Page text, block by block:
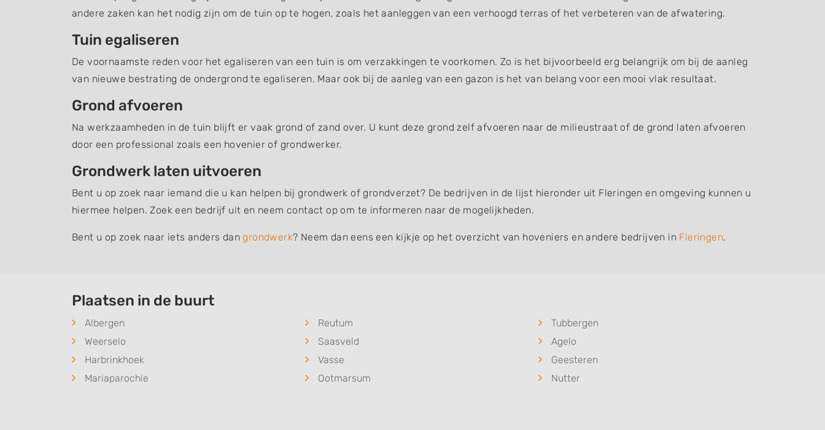
andere zaken kan het nodig zijn om de tuin op te hogen, zoals het aanleggen van een verhoogd terras of het verbeteren van de afwatering.
Tuin egaliseren
De voornaamste reden voor het egaliseren van een tuin is om verzakkingen te voorkomen. Zo is het bijvoorbeeld erg belangrijk om bij de aanleg
van nieuwe bestrating de ondergrond te egaliseren. Maar ook bij de aanleg van een gazon is het van belang voor een mooi vlak resultaat.
Grond afvoeren
Na werkzaamheden in de tuin blijft er vaak grond of zand over. U kunt deze grond zelf afvoeren naar de milieustraat of de grond laten afvoeren
door een professional zoals een hovenier of grondwerker.
Grondwerk laten uitvoeren
Bent u op zoek naar iemand die u kan helpen bij grondwerk of grondverzet? De bedrijven in de lijst hieronder uit Fleringen en omgeving kunnen u
hiermee helpen. Zoek een bedrijf uit en neem contact op om te informeren naar de mogelijkheden.
Bent u op zoek naar iets anders dangrondwerk? Neem dan eens een kijkje op het overzicht van hoveniers en andere bedrijven in Fleringen.
Plaatsen in de buurt
Albergen Reutum
Tubbergen
Weerselo
Saasveld
Agelo
Harbrinkhoek
Vasse
Geesteren
Mariaparochie
Ootmarsum Nutter